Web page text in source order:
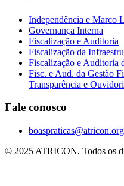
Independência e Marco
Governança Interna
Fiscalização e Auditoria
Fiscalização da
Fiscalização e Auditoria
Fisc. e Aud. da Gestão
Transparência e
Fale conosco
© 2025 ATRICON, Todos os